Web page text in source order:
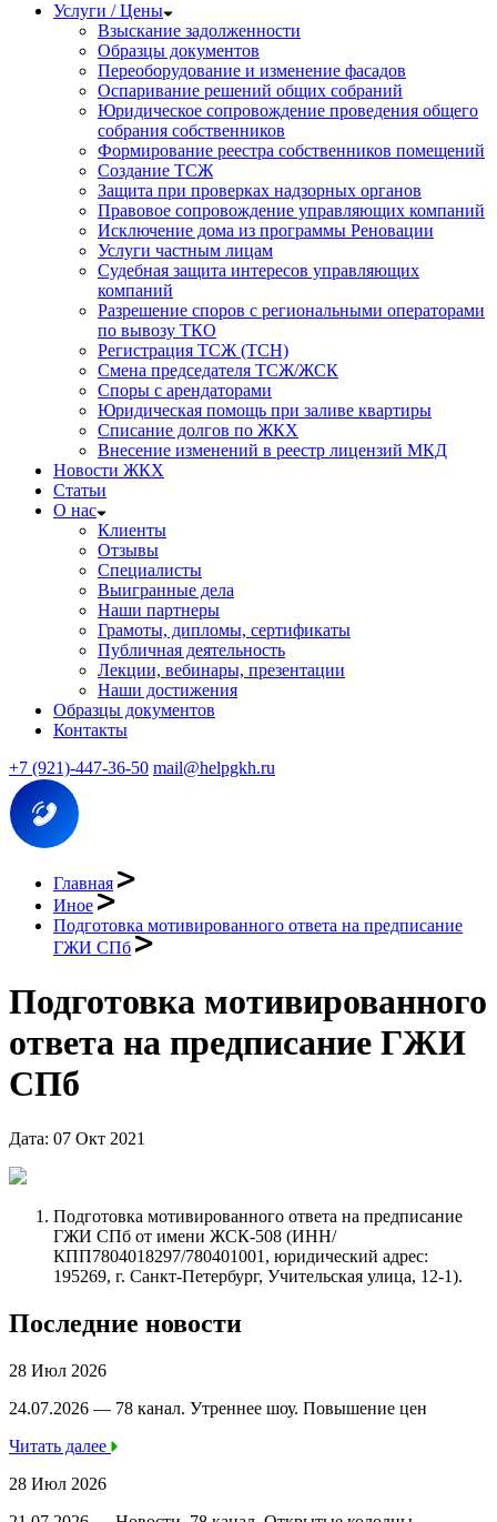
Услуги / Цены
Взыскание задолженности
Образцы документов
Переоборудование и изменение фасадов
Оспаривание решений общих собраний
Юридическое сопровождение проведения общего
собрания собственников
Формирование реестра собственников помещений
Создание ТСЖ
Защита при проверках надзорных органов
Правовое сопровождение управляющих компаний
Исключение дома из программы Реновации
Услуги частным лицам
Судебная защита интересов управляющих
компаний
Разрешение споров с региональными операторами
по вывозу ТКО
Регистрация ТСЖ (ТСН)
Смена председателя ТСЖ/ЖСК
Споры с арендаторами
Юридическая помощь при заливе квартиры
Списание долгов по ЖКХ
Внесение изменений в реестр лицензий МКД
Новости ЖКХ
Статьи
О нас
Клиенты
Отзывы
Специалисты
Выигранные дела
Наши партнеры
Грамоты, дипломы, сертификаты
Публичная деятельность
Лекции, вебинары, презентации
Наши достижения
Образцы документов
Контакты
+7 (921)-447-36-50 mail@helpgkh.ru
Главная
Иное
Подготовка мотивированного ответа на предписание
ГЖИ СПб
Подготовка мотивированного
ответа на предписание ГЖИ
СПб
Дата: 07 Окт 2021
Подготовка мотивированного ответа на предписание
ГЖИ СПб от имени ЖСК-508 (ИНН/
КПП7804018297/780401001, юридический адрес:
195269, г. Санкт-Петербург, Учительская улица, 12-1).
Последние новости
28 Июл 2026
24.07.2026 — 78 канал. Утреннее шоу. Повышение цен
Читать далее
28 Июл 2026